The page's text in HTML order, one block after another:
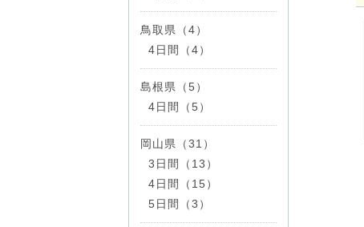
鳥取県（4）
4日間（4）
島根県（5）
4日間（5）
岡山県（31）
3日間（13）
4日間（15）
5日間（3）